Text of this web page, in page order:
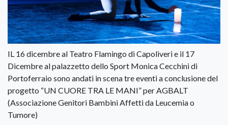
IL 16 dicembre al Teatro Flamingo di Capoliveri e il 17
Dicembre al palazzetto dello Sport Monica Cecchini di
Portoferraio sono andati in scena tre eventi a conclusione del
progetto “UN CUORE TRA LE MANI” per AGBALT
(Associazione Genitori Bambini Affetti da Leucemia o
Tumore)